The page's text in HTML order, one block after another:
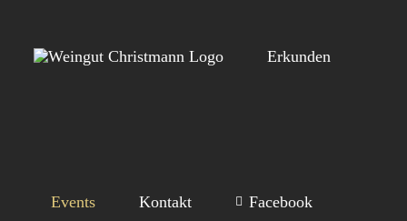
Erkunden
Events Kontakt Facebook